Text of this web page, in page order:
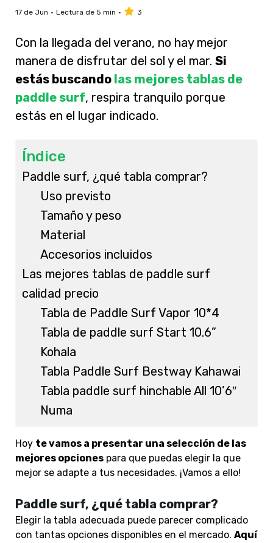
17 de Jun Lectura de 5 min 3
Con la llegada del verano, no hay mejor
manera de disfrutar del sol y el mar. Si
estás buscando las mejores tablas de
paddle surf, respira tranquilo porque
estás en el lugar indicado.
Índice
Paddle surf, ¿qué tabla comprar?
Uso previsto
Tamaño y peso
Material
Accesorios incluidos
Las mejores tablas de paddle surf
calidad precio
Tabla de Paddle Surf Vapor 10*4
Tabla de paddle surf Start 10.6”
Kohala
Tabla Paddle Surf Bestway Kahawai
Tabla paddle surf hinchable All 10’6″
Numa
Hoy te vamos a presentar una selección de las
mejores opciones para que puedas elegir la que
mejor se adapte a tus necesidades. ¡Vamos a ello!
Paddle surf, ¿qué tabla comprar?
Elegir la tabla adecuada puede parecer complicado
con tantas opciones disponibles en el mercado. Aquí